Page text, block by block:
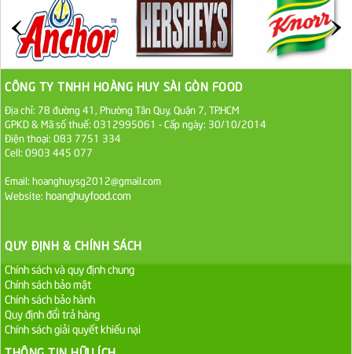
27.000 VND
Đường cát trắng An Khê bao 50kg
1.100.000 VND
Sa Tế Tôm Cholimex PET Hũ 450g
Ớt Sa Tế Cholimex Hũ Thuỷ Tinh 150g
Nước tương cholimex 4,9L
75.000 VND
CÔNG TY TNHH HOÀNG HUY SÀI GÒN FOOD
Địa chỉ: 78 đường 41, Phường Tân Quy, Quận 7, TP.HCM
GPKD & Mã số thuế: 0312995061 - Cấp ngày: 30/10/2014
Điện thoại: 083 7751 334
Cell: 0903 445 077
Email: hoanghuysg2012@gmail.com
Website: hoanghuyfood.com
QUY ĐỊNH & CHÍNH SÁCH
Chính sách và quy định chung
Chính sách bảo mật
Chính sách bảo hành
Quy định đổi trả hàng
Chính sách giải quyết khiếu nại